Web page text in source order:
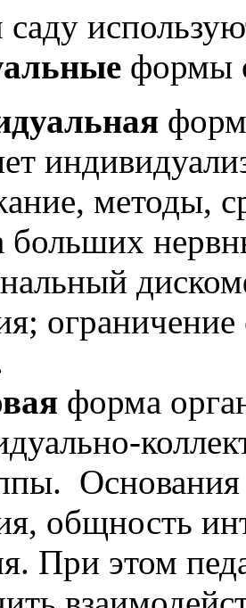
саду
формы
методы,
больших
форма
Основания
общность
При этом